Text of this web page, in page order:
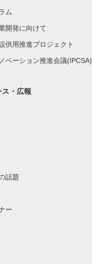
ム
開発に向けて
供用推進プロジェクト
ベーション推進会議(IPCSA)
・広報
話題
ー